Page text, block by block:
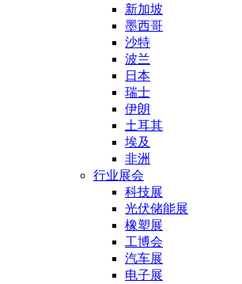
新加坡
墨西哥
沙特
波兰
日本
瑞士
伊朗
土耳其
埃及
非洲
行业展会
科技展
光伏储能展
橡塑展
工博会
汽车展
电子展